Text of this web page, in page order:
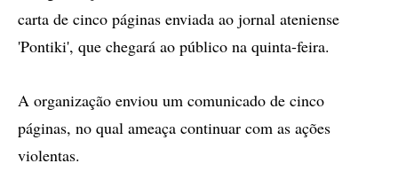
carta de cinco páginas enviada ao jornal ateniense
'Pontiki', que chegará ao público na quinta-feira.
A organização enviou um comunicado de cinco
páginas, no qual ameaça continuar com as ações
violentas.